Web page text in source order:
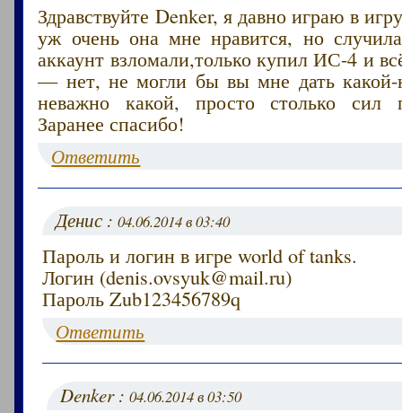
Здравствуйте Denker, я давно играю в
уж очень она мне нравится, но
аккаунт взломали,только купил ИС-4 и
— нет, не могли бы вы мне дать какой-
неважно какой, просто столько сил
Заранее спасибо!
Ответить
Денис :04.06.2014 в 03:40
Пароль и логин в игре world of tanks.
Логин (denis.ovsyuk@mail.ru)
Пароль Zub123456789q
Ответить
Denker :04.06.2014 в 03:50